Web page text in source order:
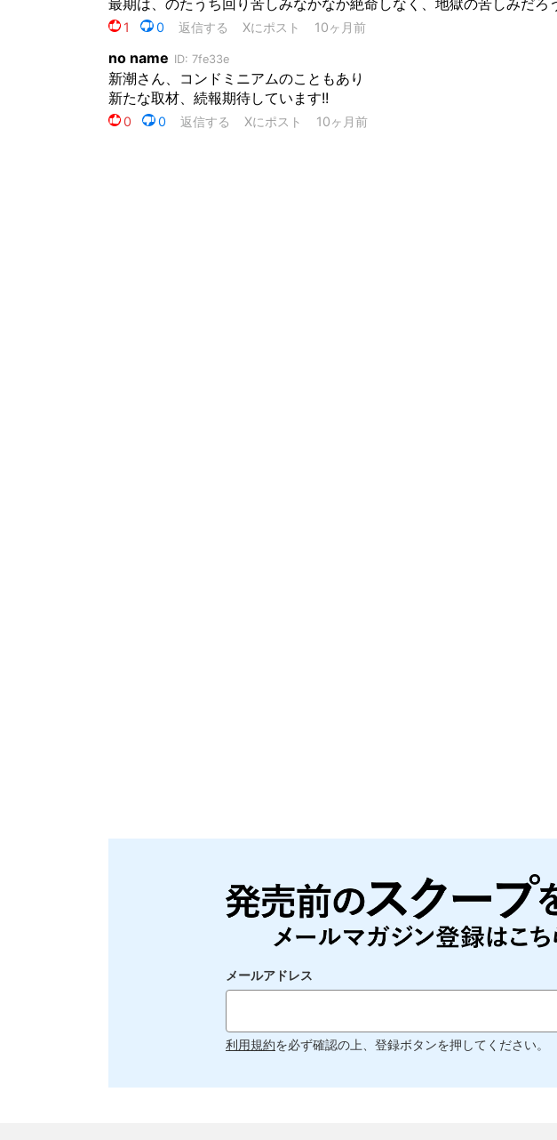
メールアドレス
利用規約を必ず確認の上、登録ボタンを押してください。